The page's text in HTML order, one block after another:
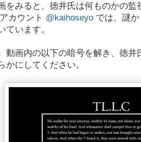
をみると、徳井氏は何ものかの
カウント @kaihoseyo では、謎
ています。
動画内の以下の暗号を解き、徳
かにしてください。